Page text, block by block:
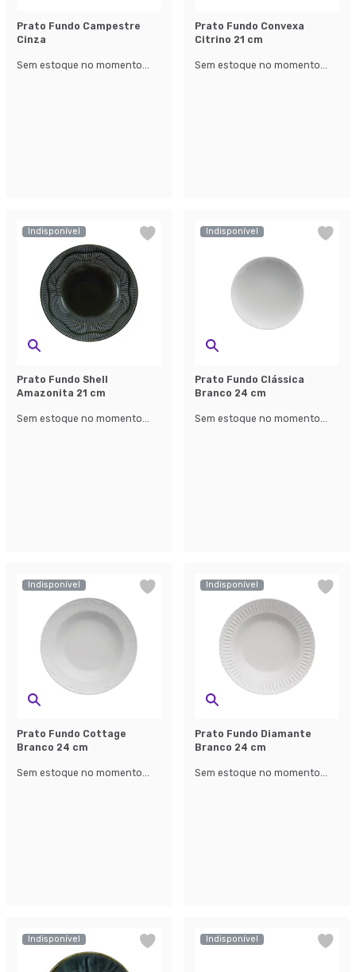
Prato Fundo Campestre
Cinza
Sem estoque no momento...
Prato Fundo Convexa
Citrino 21 cm
Sem estoque no momento...
Indisponível
Prato Fundo Shell
Amazonita 21 cm
Sem estoque no momento...
Indisponível
Prato Fundo Clássica
Branco 24 cm
Sem estoque no momento...
Indisponível
Prato Fundo Cottage
Branco 24 cm
Sem estoque no momento...
Indisponível
Prato Fundo Diamante
Branco 24 cm
Sem estoque no momento...
Indisponível Indisponível